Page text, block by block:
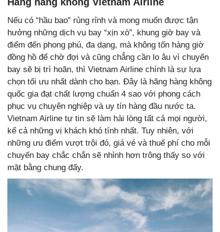
Nếu có “hầu bao” rủng rỉnh và mong muốn được tận
hưởng những dịch vụ bay “xịn xò”, khung giờ bay và
điểm đến phong phú, đa dạng, mà không tốn hàng giờ
đồng hồ để chờ đợi và cũng chẳng cần lo âu vì chuyến
bay sẽ bị trì hoãn, thì Vietnam Airline chính là sự lựa
chọn tối ưu nhất dành cho bạn. Đây là hãng hàng không
quốc gia đạt chất lượng chuẩn 4 sao với phong cách
phục vụ chuyên nghiệp và uy tín hàng đầu nước ta.
Vietnam Airline tự tin sẽ làm hài lòng tất cả mọi người,
kể cả những vị khách khó tính nhất. Tuy nhiên, với
những ưu điểm vượt trội đó, giá vé và thuế phí cho mỗi
chuyến bay chắc chắn sẽ nhỉnh hơn trông thấy so với
mặt bằng chung đấy.